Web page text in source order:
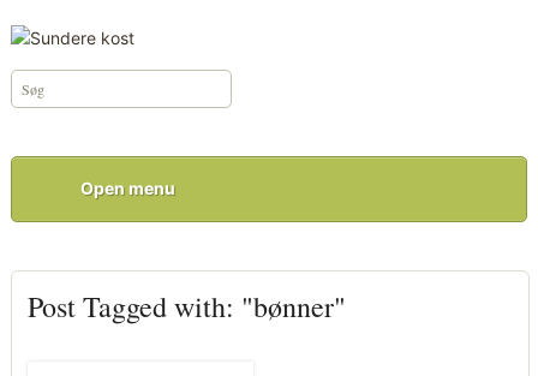
Open menu
Post Tagged with: "bønner"